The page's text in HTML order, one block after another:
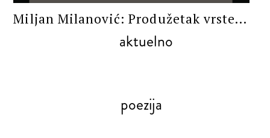
Miljan Milanović: Produžetak vrste...
aktuelno
poezija